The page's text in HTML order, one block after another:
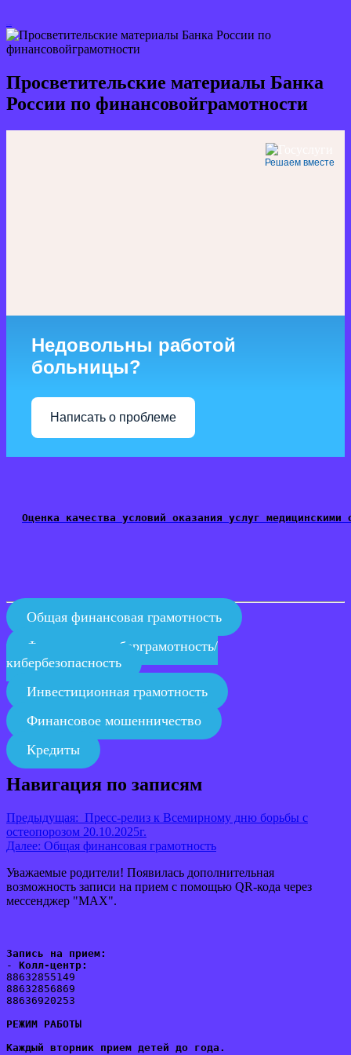
Просветительские материалы Банка
России по финансовойграмотности
Решаем вместе
Недовольны работой
больницы?
Написать о проблеме
Оценка качества условий оказания услуг медицинскими
Общая финансовая грамотность
Финансовая киберграмотность/
кибербезопасность
Инвестиционная грамотность
Финансовое мошенничество
Кредиты
Навигация по записям
Предыдущая: Пресс-релиз к Всемирному дню борьбы с
остеопорозом 20.10.2025г.
Далее: Общая финансовая грамотность
Уважаемые родители! Появилась дополнительная
возможность записи на прием с помощью QR-кода через
мессенджер "MAX".
Запись на прием:
- Колл-центр:
88632855149
88632856869
88636920253
РЕЖИМ РАБОТЫ
Каждый вторник прием детей до года.